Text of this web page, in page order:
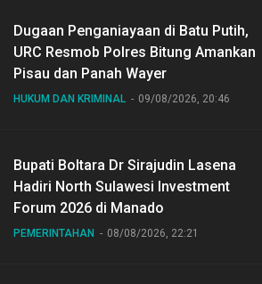
Dugaan Penganiayaan di Batu Putih,
URC Resmob Polres Bitung Amankan
Pisau dan Panah Wayer
HUKUM DAN KRIMINAL 09/08/2026, 20:46
Bupati Boltara Dr Sirajudin Lasena
Hadiri North Sulawesi Investment
Forum 2026 di Manado
PEMERINTAHAN 08/08/2026, 22:21